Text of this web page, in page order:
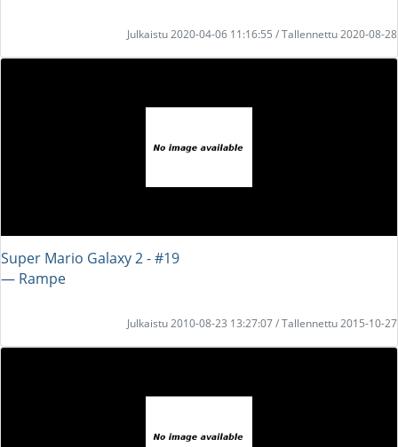
Julkaistu 2020-04-06 11:16:55 / Tallennettu 2020-08-28
Super Mario Galaxy 2 - #19
― Rampe
Julkaistu 2010-08-23 13:27:07 / Tallennettu 2015-10-27